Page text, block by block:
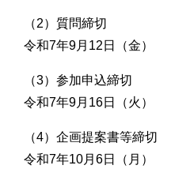
（2）質問締切
令和7年9月12日（金）
（3）参加申込締切
令和7年9月16日（火）
（4）企画提案書等締切
令和7年10月6日（月）